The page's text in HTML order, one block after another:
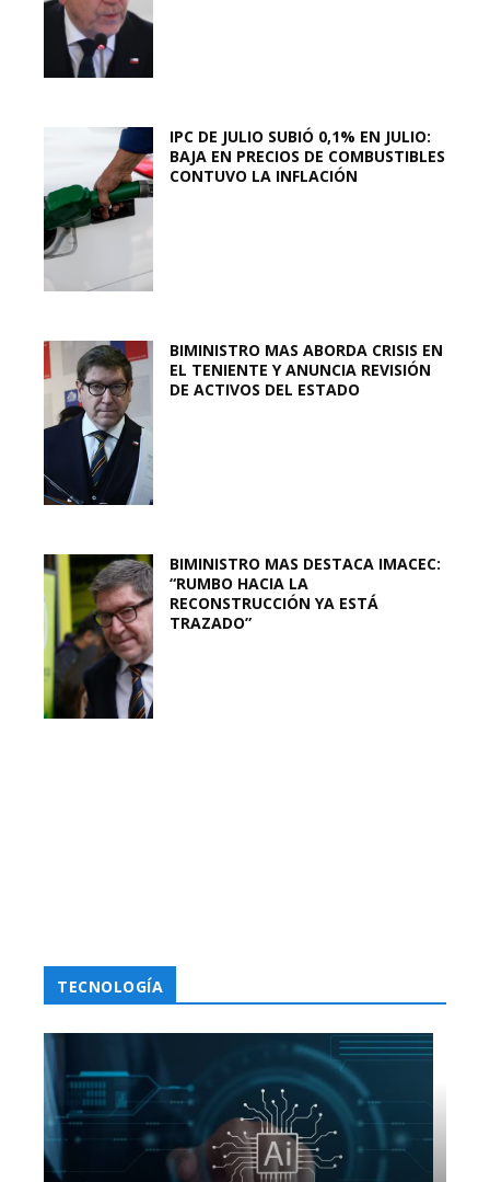
IPC DE JULIO SUBIÓ 0,1% EN JULIO:
BAJA EN PRECIOS DE COMBUSTIBLES
CONTUVO LA INFLACIÓN
BIMINISTRO MAS ABORDA CRISIS EN
EL TENIENTE Y ANUNCIA REVISIÓN
DE ACTIVOS DEL ESTADO
BIMINISTRO MAS DESTACA IMACEC:
“RUMBO HACIA LA
RECONSTRUCCIÓN YA ESTÁ
TRAZADO”
TECNOLOGÍA